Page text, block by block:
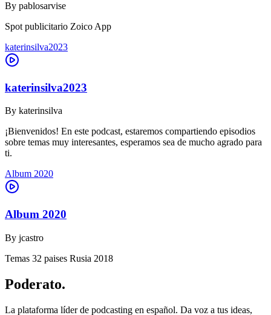
By pablosarvise
Spot publicitario Zoico App
katerinsilva2023
katerinsilva2023
By katerinsilva
¡Bienvenidos! En este podcast, estaremos compartiendo episodios
sobre temas muy interesantes, esperamos sea de mucho agrado para
ti.
Album 2020
Album 2020
By jcastro
Temas 32 paises Rusia 2018
Poderato.
La plataforma líder de podcasting en español. Da voz a tus ideas,